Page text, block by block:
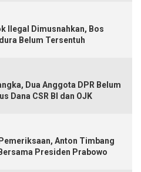
Ilegal Dimusnahkan, Bos
Belum Tersentuh
Dua Anggota DPR Belum
Dana CSR BI dan OJK
Anton Timbang
Presiden Prabowo